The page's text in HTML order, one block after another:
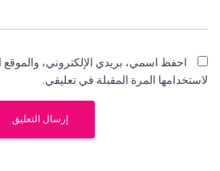
احفظ اسمي، بريدي الإلكتروني، والموقع
لاستخدامها المرة المقبلة في تعليقي.